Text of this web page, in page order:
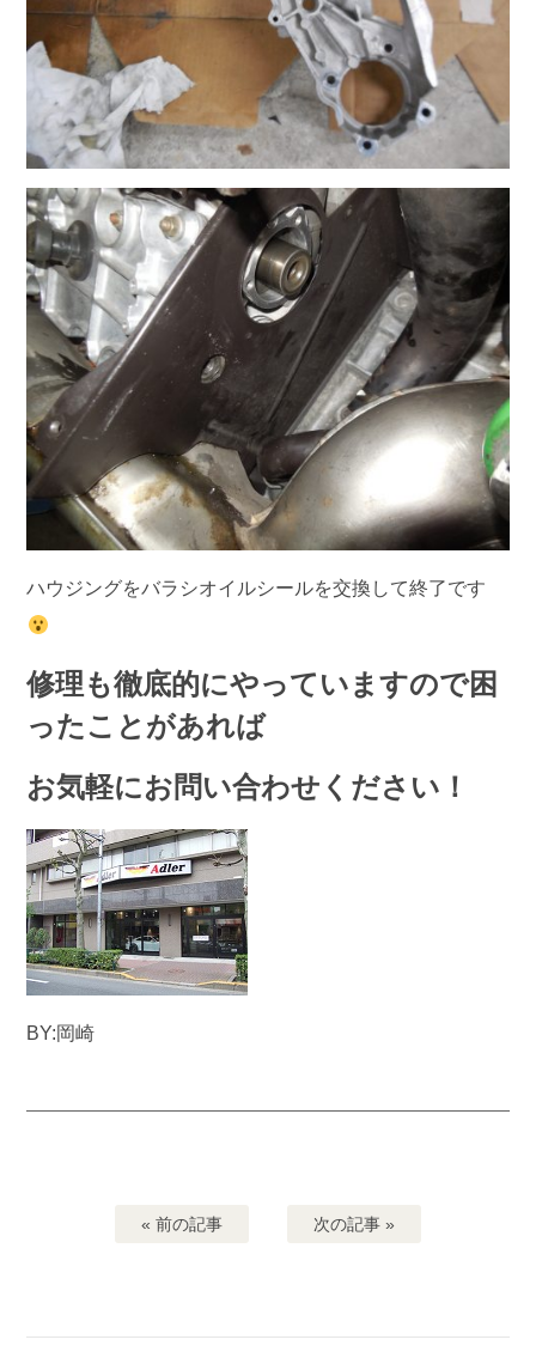
ハウジングをバラシオイルシールを交換して終了です
修理も徹底的にやっていますので困
ったことがあれば
お気軽にお問い合わせください！
BY:岡崎
« 前の記事 次の記事 »